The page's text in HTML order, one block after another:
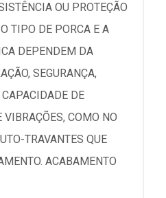
OU PROTEÇÃO
TIPO DE PORCA E A
DEPENDEM DA
SEGURANÇA,
DE
VIBRAÇÕES, COMO NO
TRAVANTES QUE
ACABAMENTO